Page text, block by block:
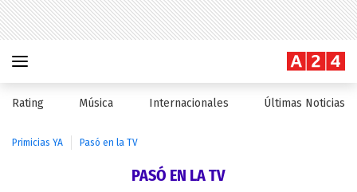
Rating Música Internacionales Últimas Noticias
Primicias YA Pasó en la TV
PASÓ EN LA TV